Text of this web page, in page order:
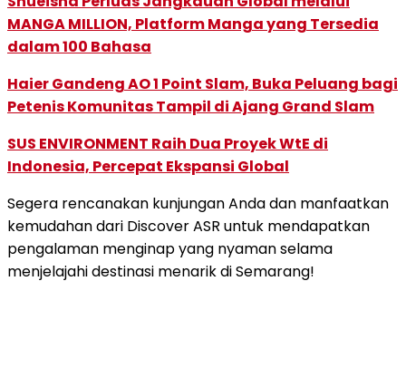
MANGA MILLION, Platform Manga yang Tersedia
dalam 100 Bahasa
Haier Gandeng AO 1 Point Slam, Buka Peluang bagi
Petenis Komunitas Tampil di Ajang Grand Slam
SUS ENVIRONMENT Raih Dua Proyek WtE di
Indonesia, Percepat Ekspansi Global
Segera rencanakan kunjungan Anda dan manfaatkan
kemudahan dari Discover ASR untuk mendapatkan
pengalaman menginap yang nyaman selama
menjelajahi destinasi menarik di Semarang!